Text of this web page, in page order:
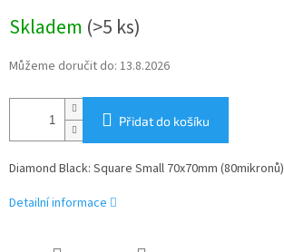
cena:
Skladem (>5 ks)
Můžeme doručit do: 13.8.2026
Přidat do košíku
Diamond Black: Square Small 70x70mm (80mikronů)
Detailní informace